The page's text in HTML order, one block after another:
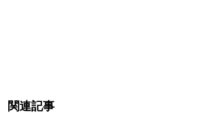
関連記事